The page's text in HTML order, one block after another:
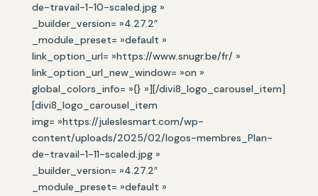
de-travail-1-10-scaled.jpg »
_builder_version= »4.27.2″
_module_preset= »default »
link_option_url= »https://www.snugr.be/fr/ »
link_option_url_new_window= »on »
global_colors_info= »{} »][/divi8_logo_carousel_item]
[divi8_logo_carousel_item
img= »https://juleslesmart.com/wp-
content/uploads/2025/02/logos-membres_Plan-
de-travail-1-11-scaled.jpg »
_builder_version= »4.27.2″
_module_preset= »default »